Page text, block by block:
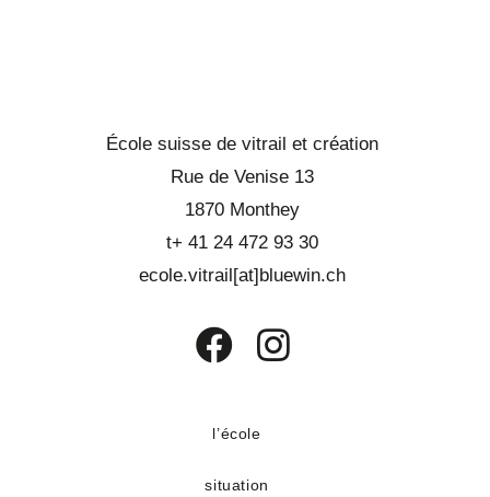
École suisse de vitrail et création
Rue de Venise 13
1870 Monthey
t+ 41 24 472 93 30
ecole.vitrail[at]bluewin.ch
un
onglet
l’école
situation